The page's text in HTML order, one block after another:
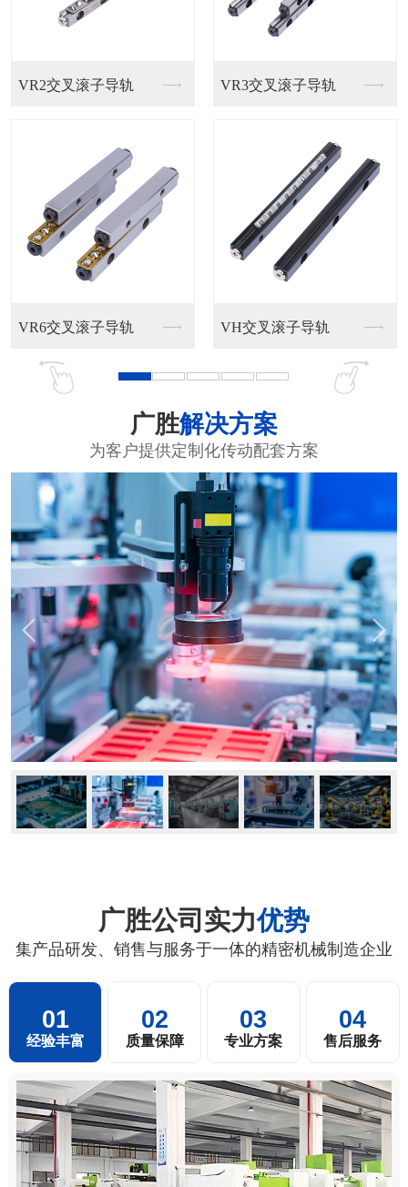
叉滚子导轨
叉滚子导轨
孚雷直线导轨 滚柱导
广胜解决方案
为客户提供定制化传动配套方案
广胜公司实力优势
集产品研发、销售与服务于一体的精密机械制造企业
01
经验丰富
02
质量保障
03
专业方案
04
售后服务